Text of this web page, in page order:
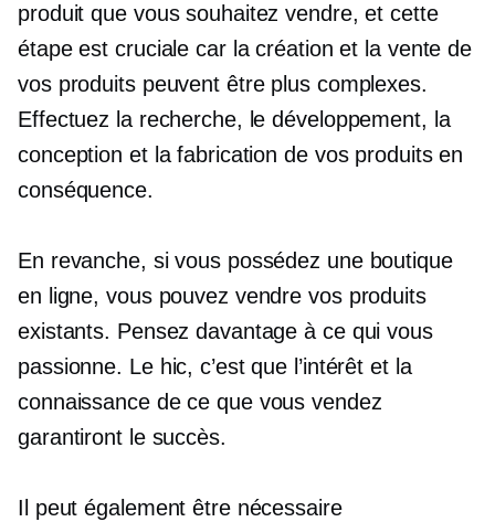
produit que vous souhaitez vendre, et cette
étape est cruciale car la création et la vente de
vos produits peuvent être plus complexes.
Effectuez la recherche, le développement, la
conception et la fabrication de vos produits en
conséquence.
En revanche, si vous possédez une boutique
en ligne, vous pouvez vendre vos produits
existants. Pensez davantage à ce qui vous
passionne. Le hic, c’est que l’intérêt et la
connaissance de ce que vous vendez
garantiront le succès.
Il peut également être nécessaire